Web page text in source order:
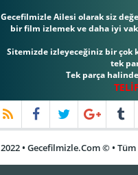
Gecefilmizle Ailesi olarak siz
bir film izlemek ve daha iyi
Sitemizde izleyeceğiniz bir çok
tek
Tek parça
2022 • Gecefilmizle.Com © •